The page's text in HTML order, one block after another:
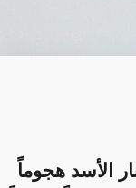
الأسد هجوماً